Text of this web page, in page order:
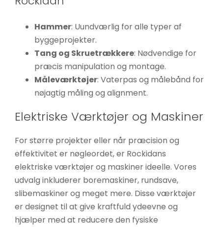
Hammer: Uundværlig for alle typer af
byggeprojekter.
Tang og Skruetrækkere: Nødvendige for
præcis manipulation og montage.
Måleværktøjer: Vaterpas og målebånd for
nøjagtig måling og alignment.
Elektriske Værktøjer og Maskiner
For større projekter eller når præcision og
effektivitet er nøgleordet, er Rockidans
elektriske værktøjer og maskiner ideelle. Vores
udvalg inkluderer boremaskiner, rundsave,
slibemaskiner og meget mere. Disse værktøjer
er designet til at give kraftfuld ydeevne og
hjælper med at reducere den fysiske